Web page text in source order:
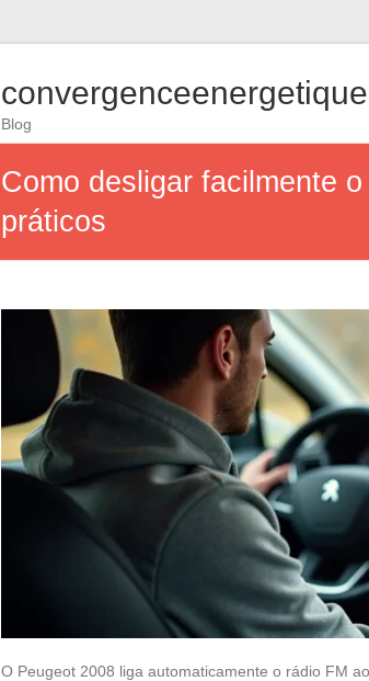
Blog
Como desligar facilmente
práticos
O Peugeot 2008 liga automaticamente o rádio FM